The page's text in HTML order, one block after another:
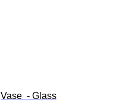
Vase  - Glass